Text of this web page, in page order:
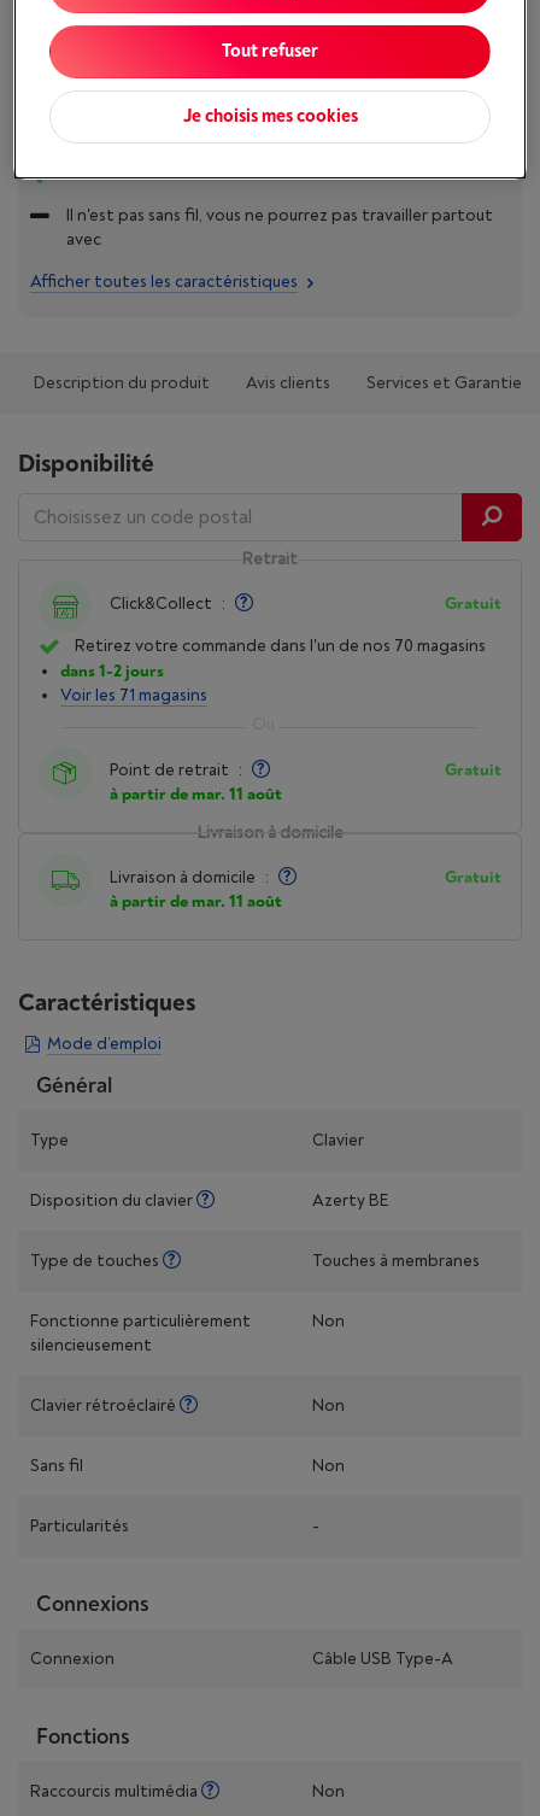
Un pavé numérique pour faciliter l'utilisation des chiffres
et des symboles
Durable et résistant aux éclaboussures
Il n'est pas sans fil, vous ne pourrez pas travailler partout
avec
Afficher toutes les caractéristiques
Description du produit Avis clients Services et Garantie
Disponibilité
Livraison à domicile
Livraison à domicile :
à partir de mar. 11 août
Gratuit
Retrait
Click&Collect : Gratuit
Retirez votre commande dans l'un de nos 70 magasins
dans 1-2 jours
Voir les 71 magasins
Point de retrait :
à partir de mar. 11 août
Gratuit
Caractéristiques
Mode d’emploi
Général
Type Clavier
Disposition du clavier Azerty BE
Type de touches Touches à membranes
Fonctionne particulièrement
silencieusement
Non
Clavier rétroéclairé Non
Sans fil Non
Particularités -
Connexions
Connexion Câble USB Type-A
Fonctions
Raccourcis multimédia Non
Je choisis mes cookies
Tout refuser